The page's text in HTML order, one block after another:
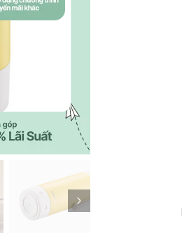
Kế tiếp